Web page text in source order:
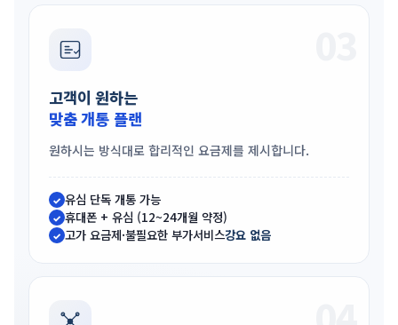
고객이 원하는
맞춤 개통 플랜
원하시는 방식대로 합리적인 요금제를 제시합니다.
✓ 유심 단독 개통 가능
✓ 휴대폰 + 유심 (12~24개월 약정)
✓ 고가 요금제·불필요한 부가서비스강요 없음